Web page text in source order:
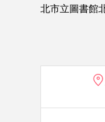
北市立圖書館